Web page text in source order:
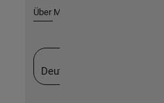
Über MathWorks
Deutschland